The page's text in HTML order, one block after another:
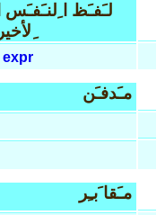
لـَفـَظ ا ِلنـَفـَس ا
ِلأخير
expr
مـَدفـَن
مـَقا َبـِر